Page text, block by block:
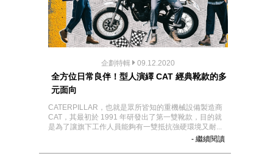
企劃特輯 09.12.2020
全方位日常良伴！型人演繹 CAT 經典靴款的多
元面向
CATERPILLAR，也就是眾所皆知的重機械設備製造商
CAT，其最初於 1991 年研發出了第一雙靴款，目的就
是為了讓旗下工作人員能夠有一雙抵抗強硬環境又耐...
- 繼續閱讀